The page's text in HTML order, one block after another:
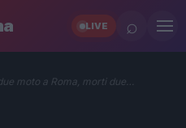
LIVE ⌕
moto a Roma, morti due…